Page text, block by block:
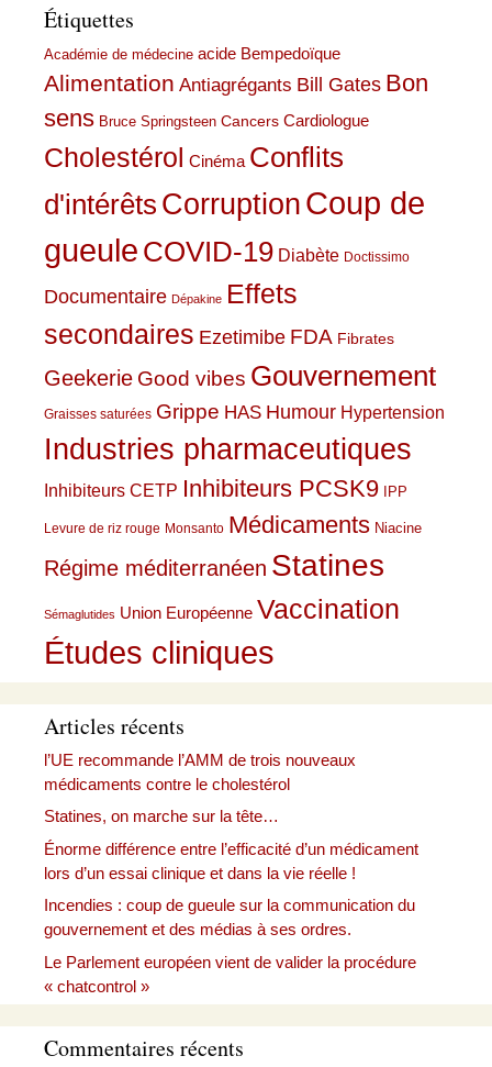
Étiquettes
Académie de médecine acide Bempedoïque
Alimentation Antiagrégants Bill Gates Bon
sens Bruce Springsteen Cancers Cardiologue
Cholestérol Cinéma Conflits
d'intérêts CorruptionCoup de
gueule COVID-19 Diabète Doctissimo
Documentaire Dépakine Effets
secondaires Ezetimibe FDA Fibrates
Geekerie Good vibes Gouvernement
Graisses saturées Grippe HAS Humour Hypertension
Industries pharmaceutiques
Inhibiteurs CETP Inhibiteurs PCSK9 IPP
Levure de riz rouge Monsanto Médicaments Niacine
Régime méditerranéen Statines
Sémaglutides Union Européenne Vaccination
Études cliniques
Articles récents
l’UE recommande l’AMM de trois nouveaux
médicaments contre le cholestérol
Statines, on marche sur la tête…
Énorme différence entre l’efficacité d’un médicament
lors d’un essai clinique et dans la vie réelle !
Incendies : coup de gueule sur la communication du
gouvernement et des médias à ses ordres.
Le Parlement européen vient de valider la procédure
« chatcontrol »
Commentaires récents